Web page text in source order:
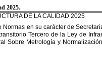
2025.
DE LA CALIDAD 2025
Normas en su carácter de
Tercero de la Ley de
Sobre Metrología y Normalización,